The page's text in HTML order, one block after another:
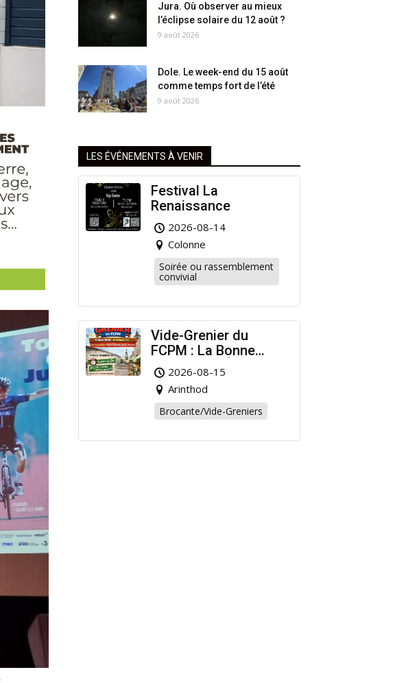
Jura. Où observer au mieux
l’éclipse solaire du 12 août ?
9 août 2026
Dole. Le week-end du 15 août
comme temps fort de l’été
9 août 2026
LES ÉVÉNEMENTS À VENIR
Festival La
Renaissance
2026-08-14
Colonne
Soirée ou rassemblement
convivial
Vide-Grenier du
FCPM : La Bonne
Affaire de l’Été à
Arinthod !
2026-08-15
Arinthod
Brocante/Vide-Greniers